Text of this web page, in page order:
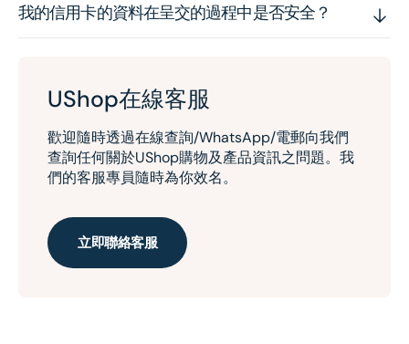
我的信用卡的資料在呈交的過程中是否安全？
UShop在線客服
歡迎隨時透過在線查詢/WhatsApp/電郵向我們
查詢任何關於UShop購物及產品資訊之問題。我
們的客服專員隨時為你效名。
立即聯絡客服